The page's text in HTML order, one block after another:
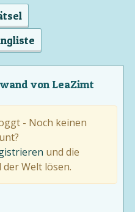
von LeaZimt
- Noch keinen
und die
Welt lösen.